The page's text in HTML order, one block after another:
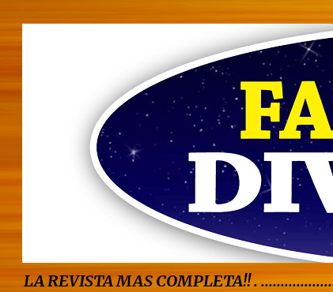
LA REVISTA MAS COMPLETA!! .